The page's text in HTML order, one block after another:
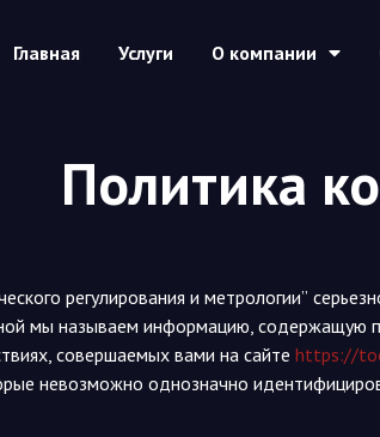
Главная Услуги О компании
Политика
регулирования и метрологии”
мы называем информацию, содержащую
совершаемых вами на сайте https://
невозможно однозначно